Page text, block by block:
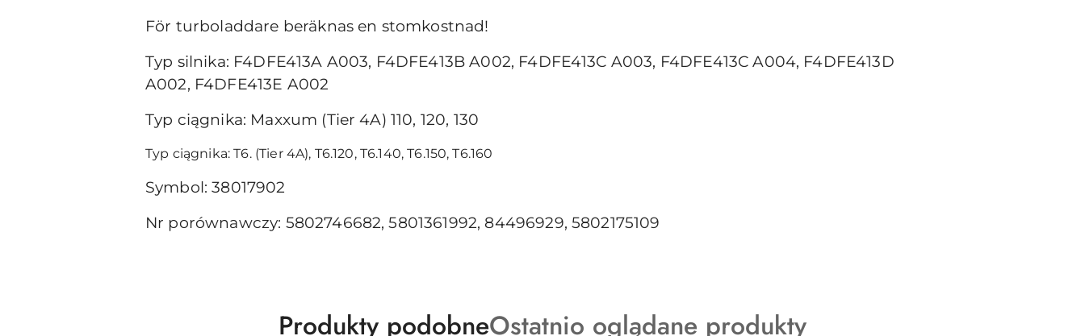
För turboladdare beräknas en stomkostnad!
Typ silnika: F4DFE413A A003, F4DFE413B A002, F4DFE413C A003, F4DFE413C A004, F4DFE413D
A002, F4DFE413E A002
Typ ciągnika: Maxxum (Tier 4A) 110, 120, 130
Typ ciągnika: T6. (Tier 4A), T6.120, T6.140, T6.150, T6.160
Symbol: 38017902
Nr porównawczy: 5802746682, 5801361992, 84496929, 5802175109
Produkty
Produkty podobneProdukty
Ostatnio oglądane produkty